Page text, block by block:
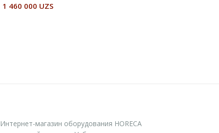
1 460 000 UZS
Интернет-магазин оборудования HORECA